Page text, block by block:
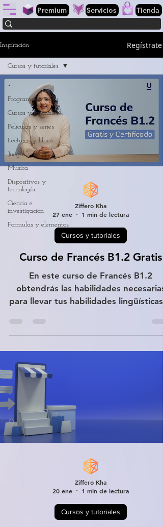
Premium Servicios Tienda
Inspiración Regístrate
•
Programas y apps
Cursos y tutoriales
Películas y series
Lecturas y libros
Juegos y desafíos
Música
Dispositivos y
tecnología
Ciencia e
investigación
Formulas y elementos
Cursos y tutoriales
Ziffero Kha
27 ene
1 min de lectura
Cursos y tutoriales
Curso de Francés B1.2 Gratis
En este curso de Francés B1.2
obtendrás las habilidades necesarias
para llevar tus habilidades lingüísticas
entablar desde conversaciones
informales hasta discusiones más
complejas, te prepararemos para
comunicarte con éxito en cualquier
contexto. Además, este curso de
Francés B1.2 te prepará para
interactuar con hablantes nativos con
un grado razonable de fluidez y
Ziffero Kha
20 ene
1 min de lectura
Cursos y tutoriales